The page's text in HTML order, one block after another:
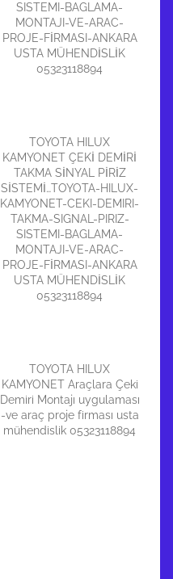
SISTEMI-BAGLAMA-
MONTAJI-VE-ARAC-
PROJE-FİRMASI-ANKARA
USTA MÜHENDİSLİK
05323118894
TOYOTA HILUX
KAMYONET ÇEKİ DEMİRİ
TAKMA SİNYAL PİRİZ
SİSTEMİ…TOYOTA-HILUX-
KAMYONET-CEKI-DEMIRI-
TAKMA-SIGNAL-PIRIZ-
SISTEMI-BAGLAMA-
MONTAJI-VE-ARAC-
PROJE-FİRMASI-ANKARA
USTA MÜHENDİSLİK
05323118894
TOYOTA HILUX
KAMYONET Araçlara Çeki
Demiri Montajı uygulaması
-ve araç proje firması usta
mühendislik 05323118894